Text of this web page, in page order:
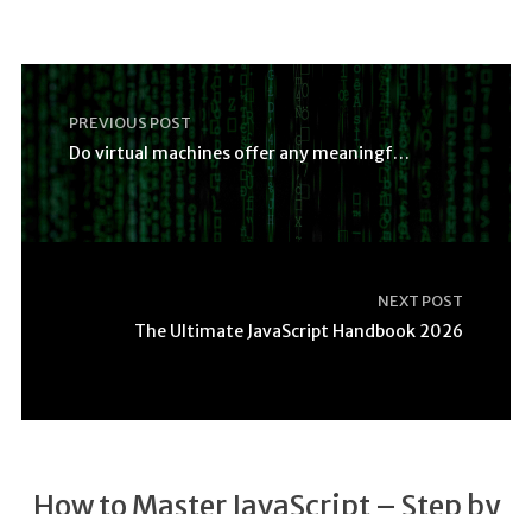
PREVIOUS POST
Do virtual machines offer any meaningful protectio
NEXT POST
The Ultimate JavaScript Handbook 2026
How to Master JavaScript – Step by